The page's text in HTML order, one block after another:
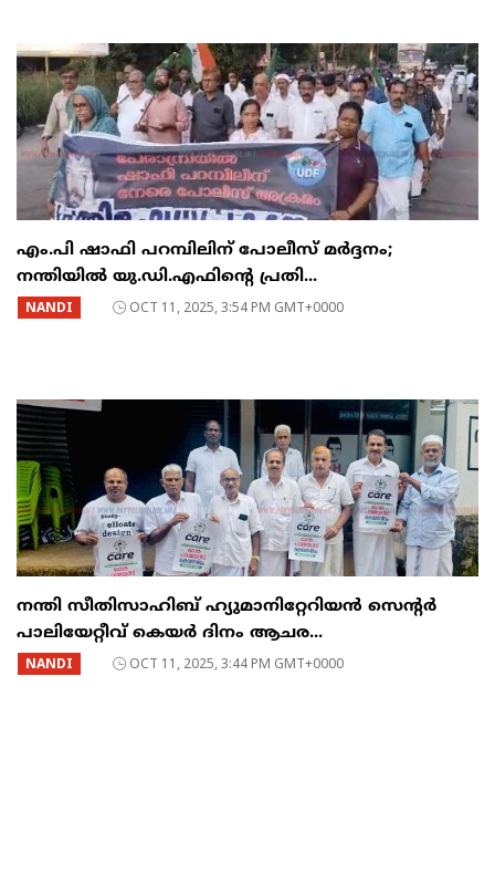
എം.പി ഷാഫി പറമ്പിലിന് പോലീസ് മർദ്ദനം;
നന്തിയിൽ യു.ഡി.എഫിന്റെ പ്രതി...
NANDI OCT 11, 2025, 3:54 PM GMT+0000
നന്തി സീതിസാഹിബ് ഹ്യുമാനിറ്റേറിയൻ സെൻ്റർ
പാലിയേറ്റീവ് കെയർ ദിനം ആചര...
NANDI OCT 11, 2025, 3:44 PM GMT+0000